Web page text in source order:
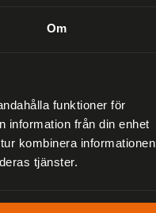
Om
funktioner för
information från din enhet
kombinera informationen
tjänster.